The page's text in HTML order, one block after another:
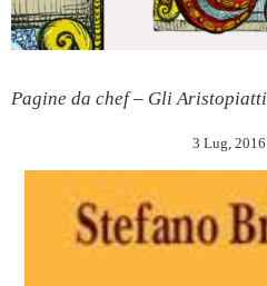
Pagine da chef – Gli Aristopiatti
3 Lug, 2016